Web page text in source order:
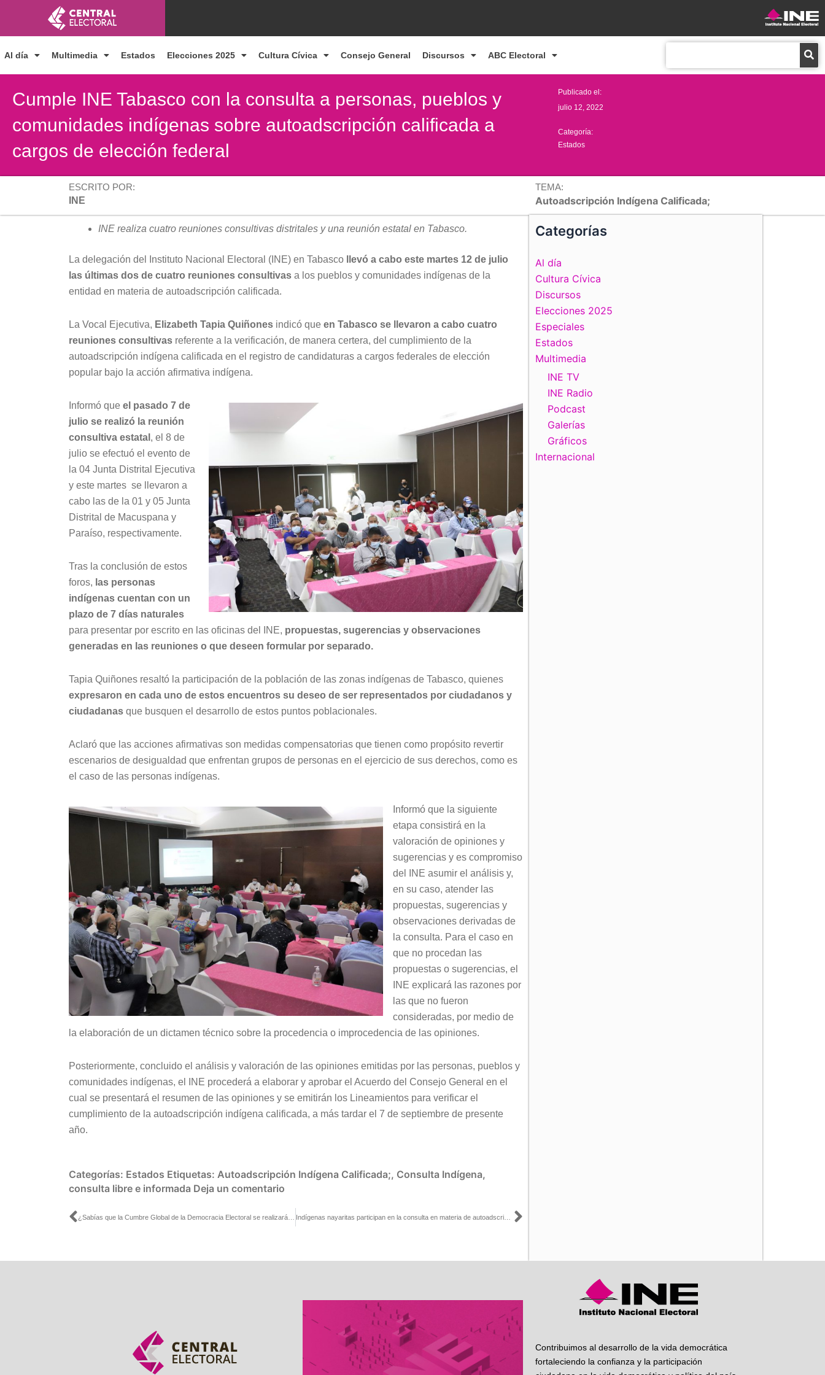
contenido
Al día Multimedia Estados Elecciones 2025 Cultura Cívica Consejo General Discursos ABC Electoral
Cumple INE Tabasco con la consulta a personas, pueblos y
comunidades indígenas sobre autoadscripción calificada a
cargos de elección federal
Publicado el:
julio 12, 2022
Categoría:
Estados
ESCRITO POR:
INE
TEMA:
Autoadscripción Indígena Calificada;
INE realiza cuatro reuniones consultivas distritales y una reunión estatal en Tabasco.
La delegación del Instituto Nacional Electoral (INE) en Tabasco
llevó a cabo este martes 12 de julio
las últimas dos de cuatro reuniones consultivas a los pueblos y comunidades indígenas de la
entidad en materia de autoadscripción calificada.
La Vocal Ejecutiva, Elizabeth Tapia Quiñones indicó que en Tabasco se llevaron a cabo cuatro
reuniones consultivas referente a la verificación, de manera certera, del cumplimiento de la
autoadscripción indígena calificada en el registro de candidaturas a cargos federales de elección
popular bajo la acción afirmativa indígena.
Informó que el pasado 7 de
julio se realizó la reunión
consultiva estatal , el 8 de
julio se efectuó el evento de
la 04 Junta Distrital Ejecutiva
y este martes se llevaron a
cabo las de la 01 y 05 Junta
Distrital de Macuspana y
Paraíso, respectivamente.
Tras la conclusión de estos
foros, las personas
indígenas cuentan con un
plazo de 7 días naturales
para presentar por escrito en las oficinas del INE, propuestas, sugerencias y observaciones
generadas en las reuniones o que deseen formular por separado.
Tapia Quiñones resaltó la participación de la población de las zonas indígenas de Tabasco, quienes
expresaron en cada uno de estos encuentros su deseo de ser representados por ciudadanos y
ciudadanas que busquen el desarrollo de estos puntos poblacionales.
Aclaró que las acciones afirmativas son medidas compensatorias que tienen como propósito revertir
escenarios de desigualdad que enfrentan grupos de personas en el ejercicio de sus derechos, como es
el caso de las personas indígenas.
Informó que la siguiente
etapa consistirá en la
valoración de opiniones y
sugerencias y es compromiso
del INE asumir el análisis y,
en su caso, atender las
propuestas, sugerencias y
observaciones derivadas de
la consulta. Para el caso en
que no procedan las
propuestas o sugerencias, el
INE explicará las razones por
las que no fueron
consideradas, por medio de
la elaboración de un dictamen técnico sobre la procedencia o improcedencia de las opiniones.
Posteriormente, concluido el análisis y valoración de las opiniones emitidas por las personas, pueblos y
comunidades indígenas, el INE procederá a elaborar y aprobar el Acuerdo del Consejo General en el
cual se presentará el resumen de las opiniones y se emitirán los Lineamientos para verificar el
cumplimiento de la autoadscripción indígena calificada, a más tardar el 7 de septiembre de presente
año.
Categorías: Estados Etiquetas: Autoadscripción Indígena Calificada;, Consulta Indígena,
consulta libre e informada Deja un comentario
Ant Siguiente
Categorías
Al día
Cultura Cívica
Discursos
Elecciones 2025
Especiales
Estados
Multimedia
INE TV
INE Radio
Podcast
Galerías
Gráficos
Internacional
Contribuimos al desarrollo de la vida democrática
fortaleciendo la confianza y la participación